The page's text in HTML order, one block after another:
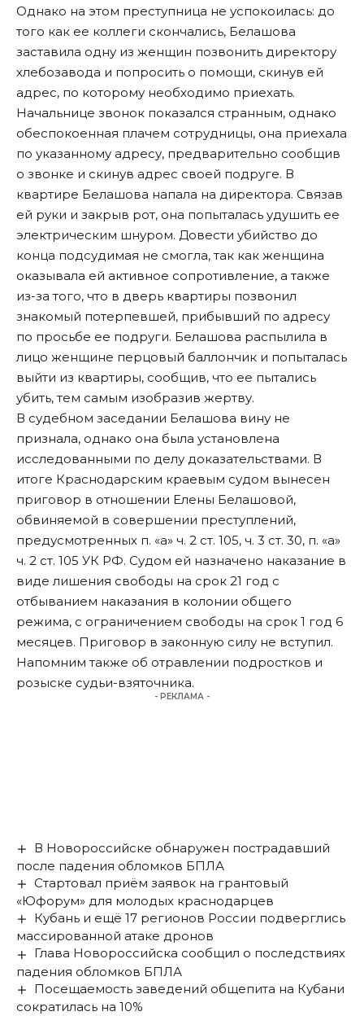
Однако на этом преступница не успокоилась: до
того как ее коллеги скончались, Белашова
заставила одну из женщин позвонить директору
хлебозавода и попросить о помощи, скинув ей
адрес, по которому необходимо приехать.
Начальнице звонок показался странным, однако
обеспокоенная плачем сотрудницы, она приехала
по указанному адресу, предварительно сообщив
о звонке и скинув адрес своей подруге. В
квартире Белашова напала на директора. Связав
ей руки и закрыв рот, она попыталась удушить ее
электрическим шнуром. Довести убийство до
конца подсудимая не смогла, так как женщина
оказывала ей активное сопротивление, а также
из-за того, что в дверь квартиры позвонил
знакомый потерпевшей, прибывший по адресу
по просьбе ее подруги. Белашова распылила в
лицо женщине перцовый баллончик и попыталась
выйти из квартиры, сообщив, что ее пытались
убить, тем самым изобразив жертву.
В судебном заседании Белашова вину не
признала, однако она была установлена
исследованными по делу доказательствами. В
итоге Краснодарским краевым судом вынесен
приговор в отношении Елены Белашовой,
обвиняемой в совершении преступлений,
предусмотренных п. «а» ч. 2 ст. 105, ч. 3 ст. 30, п. «а»
ч. 2 ст. 105 УК РФ. Судом ей назначено наказание в
виде лишения свободы на срок 21 год с
отбыванием наказания в колонии общего
режима, с ограничением свободы на срок 1 год 6
месяцев. Приговор в законную силу не вступил.
Напомним также об отравлении подростков и
розыске судьи-взяточника.
- РЕКЛАМА -
В Новороссийске обнаружен пострадавший
после падения обломков БПЛА
Стартовал приём заявок на грантовый
«Юфорум» для молодых краснодарцев
Кубань и ещё 17 регионов России подверглись
массированной атаке дронов
Глава Новороссийска сообщил о последствиях
падения обломков БПЛА
Посещаемость заведений общепита на Кубани
сократилась на 10%